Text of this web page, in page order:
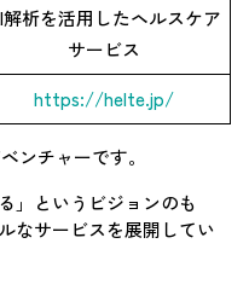
解析を活用したヘルスケア
サービス
https://helte.jp/
ンチャーです。
」というビジョンのも
なサービスを展開してい